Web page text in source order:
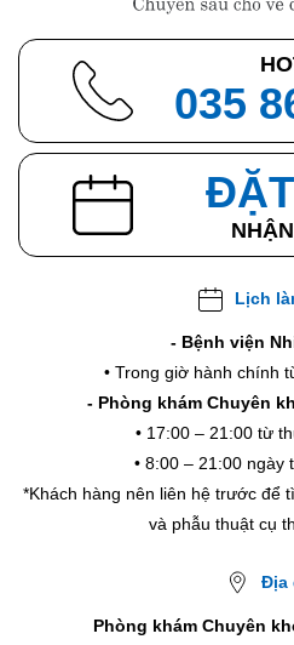
035
Lịch
- Bệnh viện
• Trong giờ hành chính
- Phòng khám Chuyên
• 17:00 – 21:00 từ
• 8:00 – 21:00 ngày
*Khách hàng nên liên hệ trước để
và phẫu thuật cụ
Địa
Phòng khám Chuyên